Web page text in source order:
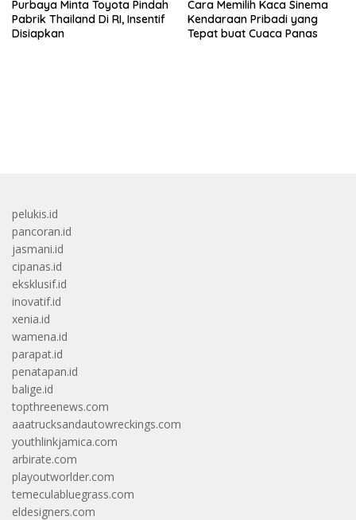
Purbaya Minta Toyota Pindah
Pabrik Thailand Di RI, Insentif
Disiapkan
Cara Memilih Kaca Sinema
Kendaraan Pribadi yang
Tepat buat Cuaca Panas
pelukis.id
pancoran.id
jasmani.id
cipanas.id
eksklusif.id
inovatif.id
xenia.id
wamena.id
parapat.id
penatapan.id
balige.id
topthreenews.com
aaatrucksandautowreckings.com
youthlinkjamica.com
arbirate.com
playoutworlder.com
temeculabluegrass.com
eldesigners.com